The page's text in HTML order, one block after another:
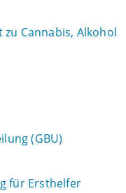
Cannabis, Alkohol
(GBU)
für Ersthelfer